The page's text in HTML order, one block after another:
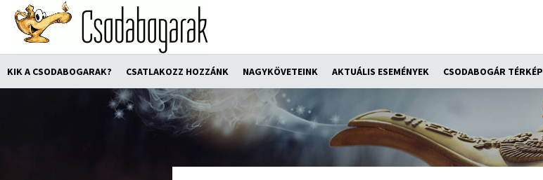
KIK A CSODABOGARAK? CSATLAKOZZ HOZZÁNK NAGYKÖVETEINK AKTUÁLIS ESEMÉNYEK CSODABOGÁR TÉRKÉP